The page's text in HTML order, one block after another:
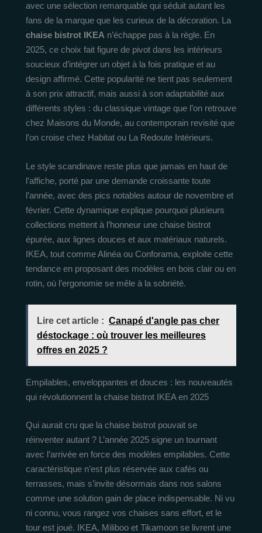
avec une sélection remarquable qui séduit autant les
fans de la marque que les curieux de la décoration. La
chaise bistrot IKEA n’échappe pas à la règle. En
2025, ce choix fait figure de pivot dans les intérieurs
soucieux d’intégrer un objet à la fois pratique et au
design affirmé. Cette popularité ne tient pas seulement
à son prix attractif, mais aussi à son adaptabilité aux
différents styles : du classique vintage que l’on retrouve
chez Maisons du Monde, au contemporain revisité que
l’on croise chez Habitat ou La Redoute Intérieurs.
Le style scandinave reste plus que jamais en haut de
l’affiche, porté par une demande croissante toute
l’année, avec des pics notables autour de novembre et
février. Cette dynamique explique pourquoi plusieurs
collections mettent à l’honneur une chaise bistrot
épurée, aux lignes douces et aux matériaux naturels.
IKEA, tout comme Alinéa ou Conforama, exploite cette
tendance en proposant des modèles en bois clair ou en
rotin, où l’ergonomie se mêle à la sobriété.
Lire cet article : Canapé d'angle pas cher
déstockage : où trouver les meilleures
offres en 2025 ?
Empilables, enveloppantes et douces : les nouveautés
qui révolutionnent la chaise bistrot IKEA en 2025
Qui aurait cru que la chaise bistrot pouvait se
réinventer autant ? L’année 2025 signe un tournant
avec l’arrivée en force des modèles empilables. Cette
caractéristique n’est plus réservée aux cafés ou
terrasses, mais s’invite désormais dans nos salons
comme une solution gain de place indispensable. Ni vu
ni connu, vous rangez vos chaises sans effort, et le
tour est joué. IKEA, Miliboo et Tikamoon se livrent une